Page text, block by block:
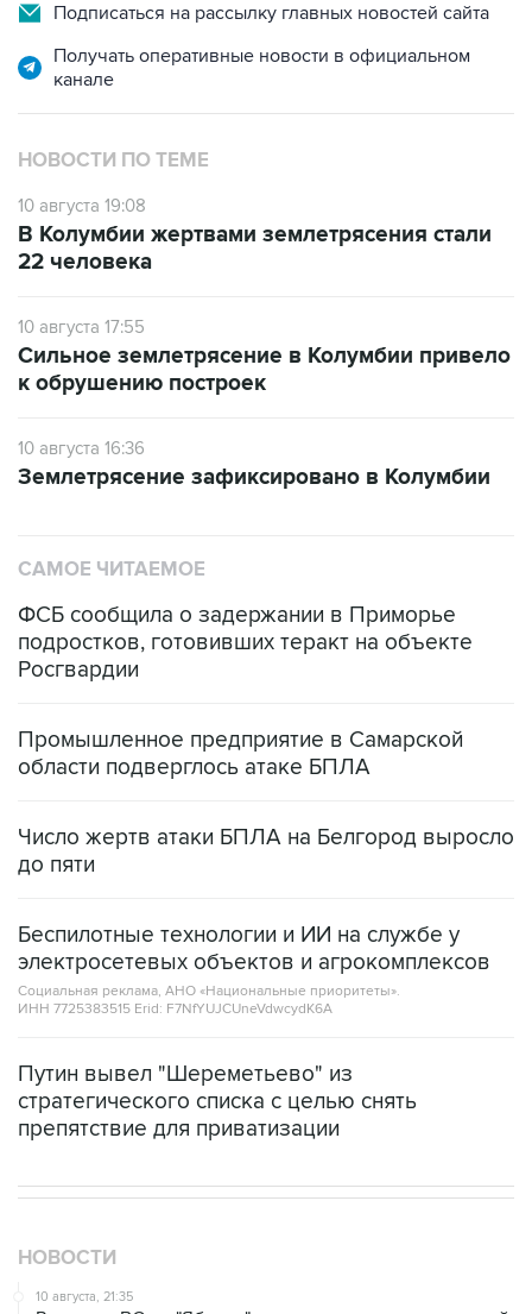
Подписаться на рассылку главных новостей сайта
Получать оперативные новости в официальном
канале
НОВОСТИ ПО ТЕМЕ
10 августа 19:08
В Колумбии жертвами землетрясения стали
22 человека
10 августа 17:55
Сильное землетрясение в Колумбии привело
к обрушению построек
10 августа 16:36
Землетрясение зафиксировано в Колумбии
САМОЕ ЧИТАЕМОЕ
ФСБ сообщила о задержании в Приморье
подростков, готовивших теракт на объекте
Росгвардии
Промышленное предприятие в Самарской
области подверглось атаке БПЛА
Число жертв атаки БПЛА на Белгород выросло
до пяти
Беспилотные технологии и ИИ на службе у
электросетевых объектов и агрокомплексов
Социальная реклама, АНО «Национальные приоритеты».
ИНН 7725383515 Erid: F7NfYUJCUneVdwcydK6A
Путин вывел "Шереметьево" из
стратегического списка с целью снять
препятствие для приватизации
НОВОСТИ
10 августа, 21:35